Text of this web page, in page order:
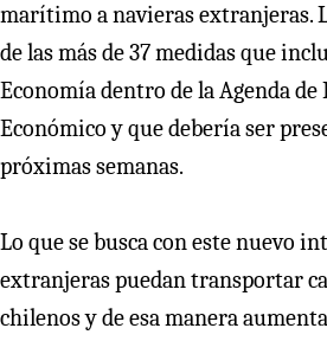
marítimo a navieras extranjeras.
de las más de 37 medidas que
Economía dentro de la Agenda de
Económico y que debería ser
próximas semanas.
Lo que se busca con este nuevo
extranjeras puedan transportar
chilenos y de esa manera